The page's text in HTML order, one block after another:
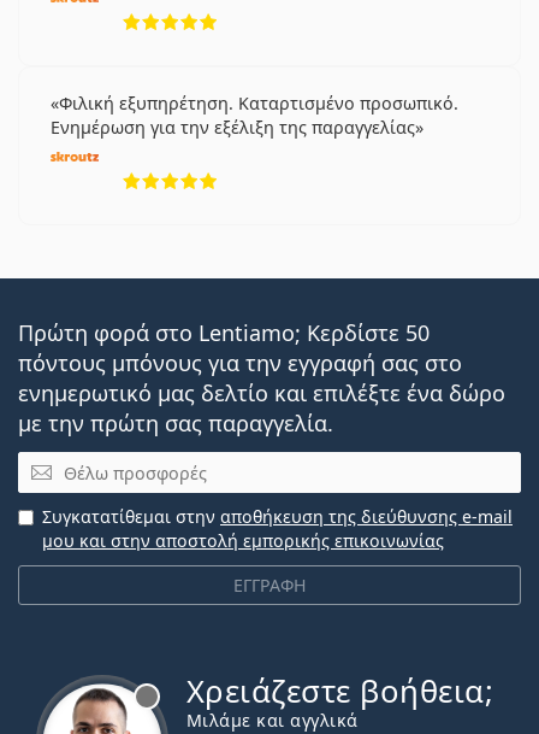
Φιλική εξυπηρέτηση. Καταρτισμένο προσωπικό.
Ενημέρωση για την εξέλιξη της παραγγελίας
Πρώτη φορά στο Lentiamo; Κερδίστε 50
πόντους μπόνους για την εγγραφή σας στο
ενημερωτικό μας δελτίο και επιλέξτε ένα δώρο
με την πρώτη σας παραγγελία.
Email
ΕΓΓΡΑΦΗ
Συγκατατίθεμαι στην αποθήκευση της διεύθυνσης e-mail
μου και στην αποστολή εμπορικής επικοινωνίας
Χρειάζεστε βοήθεια;
Μιλάμε και αγγλικά